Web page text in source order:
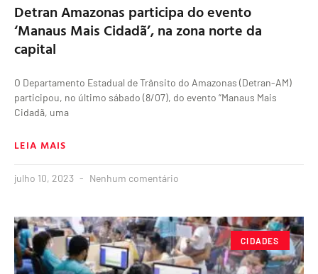
Detran Amazonas participa do evento
‘Manaus Mais Cidadã’, na zona norte da
capital
O Departamento Estadual de Trânsito do Amazonas (Detran-AM)
participou, no último sábado (8/07), do evento “Manaus Mais
Cidadã, uma
LEIA MAIS
julho 10, 2023 Nenhum comentário
CIDADES